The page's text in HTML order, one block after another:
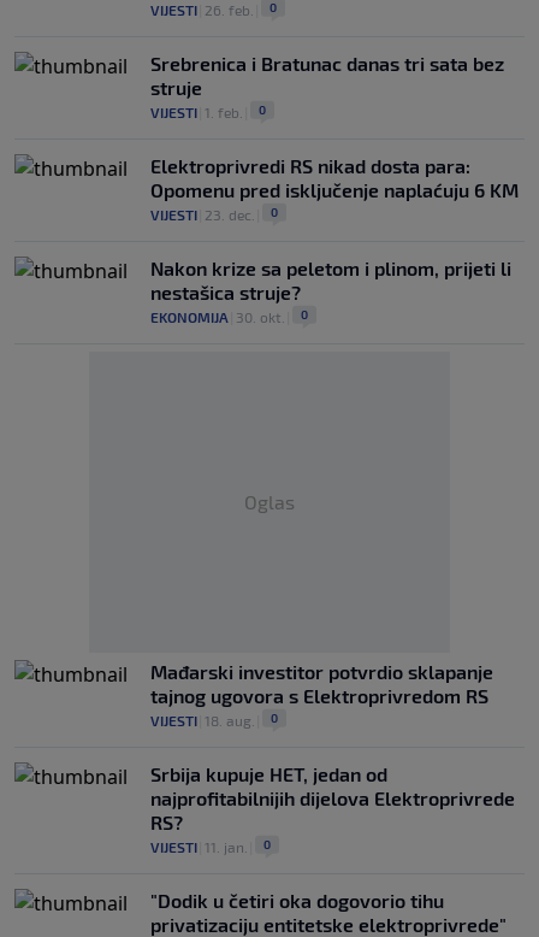
VIJESTI 26. feb. 0
Srebrenica i Bratunac danas tri sata bez
struje
VIJESTI 1. feb. 0
Elektroprivredi RS nikad dosta para:
Opomenu pred isključenje naplaćuju 6 KM
VIJESTI 23. dec. 0
Nakon krize sa peletom i plinom, prijeti li
nestašica struje?
EKONOMIJA 30. okt. 0
Oglas
Mađarski investitor potvrdio sklapanje
tajnog ugovora s Elektroprivredom RS
VIJESTI 18. aug. 0
Srbija kupuje HET, jedan od
najprofitabilnijih dijelova Elektroprivrede
RS?
VIJESTI 11. jan. 0
"Dodik u četiri oka dogovorio tihu
privatizaciju entitetske elektroprivrede"